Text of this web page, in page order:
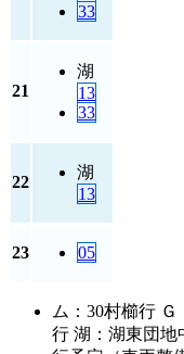
33
21
湖
13
33
22
湖
13
23 05
ム：30村櫛行
行 湖：湖東団地